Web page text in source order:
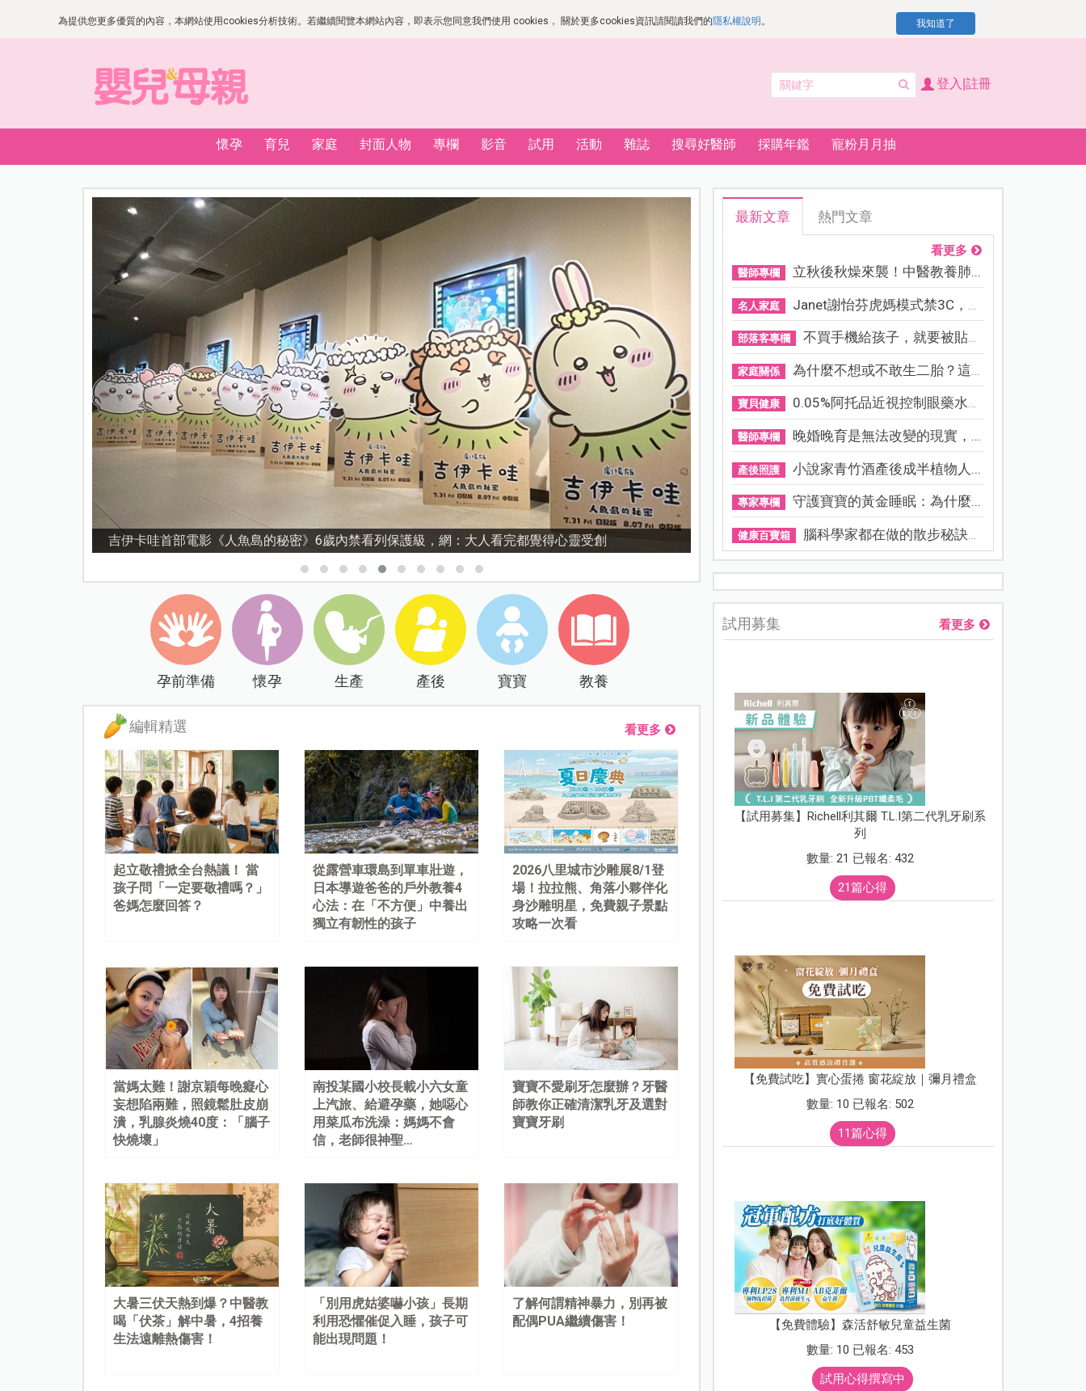
為提供您更多優質的內容，本網站使用cookies分析技術。若繼續閱覽本網站內容，即表示您同意我們使用 cookies， 關於更多cookies資訊請閱讀我們的隱私權說明 。 我知道了
登入|註冊
懷孕 育兒 家庭 封面人物 專欄 影音 試用 活動 雜誌 搜尋好醫師 採購年鑑 寵粉月月抽
資優教育15問！師鐸獎名師陳宥妤：資優教育的核心，不是成績而是讀懂孩子的心理準備度 熊本強震讓台灣人也揪心！無印良品店員發枕頭護頭、陪伴撤離
孕前準備 懷孕 生產 產後 寶寶 教養
編輯精選 看更多
起立敬禮掀全台熱議！ 當
孩子問「一定要敬禮嗎？」
爸媽怎麼回答？
從露營車環島到單車壯遊，
日本導遊爸爸的戶外教養4
心法：在「不方便」中養出
獨立有韌性的孩子
2026八里城市沙雕展8/1登
場！拉拉熊、角落小夥伴化
身沙雕明星，免費親子景點
攻略一次看
當媽太難！謝京穎每晚癡心
妄想陷兩難，照鏡鬆肚皮崩
潰，乳腺炎燒40度：「腦子
快燒壞」
南投某國小校長載小六女童
上汽旅、給避孕藥，她噁心
用菜瓜布洗澡：媽媽不會
信，老師很神聖…
寶寶不愛刷牙怎麼辦？牙醫
師教你正確清潔乳牙及選對
寶寶牙刷
大暑三伏天熱到爆？中醫教
喝「伏茶」解中暑，4招養
生法遠離熱傷害！
「別用虎姑婆嚇小孩」長期
利用恐懼催促入睡，孩子可
能出現問題！
了解何謂精神暴力，別再被
配偶PUA繼續傷害！
最新文章 熱門文章
看更多
醫師專欄 立秋後秋燥來襲！中醫教養肺...
名人家庭 Janet謝怡芬虎媽模式禁3C，看...
部落客專欄 不買手機給孩子，就要被貼「...
家庭關係 為什麼不想或不敢生二胎？這8...
寶貝健康 0.05%阿托品近視控制眼藥水納...
醫師專欄 晚婚晚育是無法改變的現實，...
產後照護 小說家青竹酒產後成半植物人...
專家專欄 守護寶寶的黃金睡眠：為什麼...
健康百寶箱 腦科學家都在做的散步秘訣！...
試用募集 看更多
【試用募集】Richell利其爾 T.L.I第二代乳牙刷系
列
數量: 21 已報名: 432
21篇心得
【免費試吃】實心蛋捲 窗花綻放｜彌月禮盒
數量: 10 已報名: 502
11篇心得
【免費體驗】森活舒敏兒童益生菌
數量: 10 已報名: 453
試用心得撰寫中